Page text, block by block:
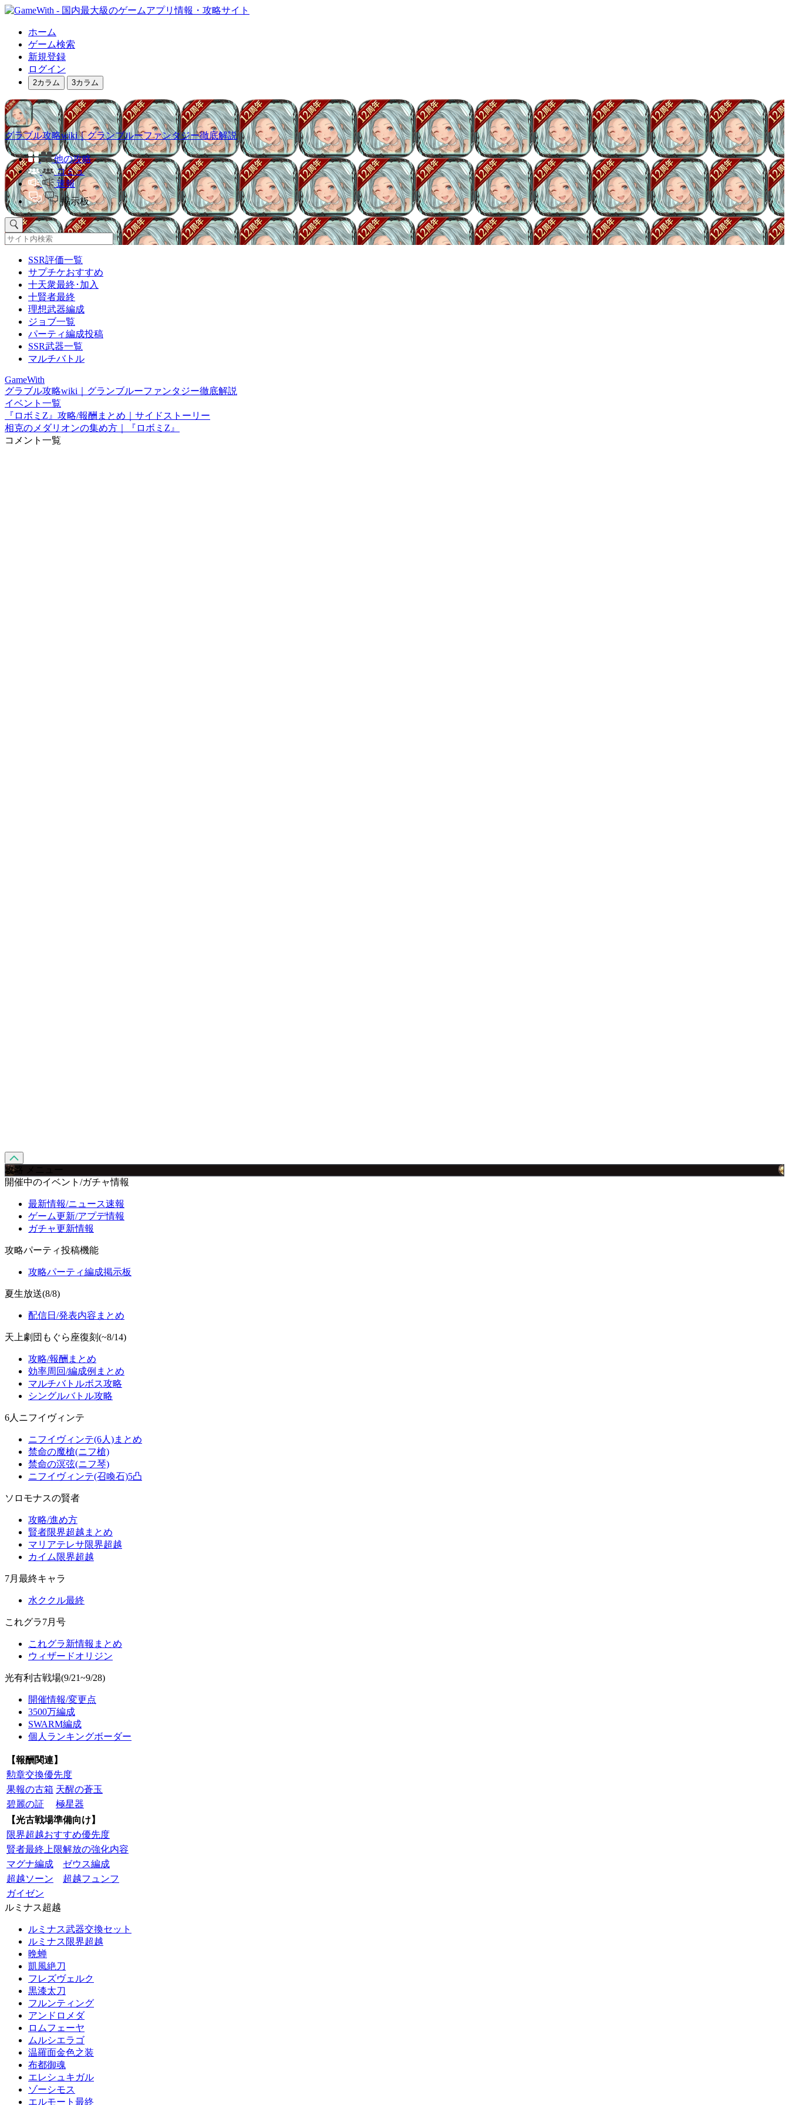
ホーム
ゲーム検索
新規登録
ログイン
2カラム 3カラム
グラブル攻略wiki｜グランブルーファンタジー徹底解説
他の攻略
コミュ
速報
掲示板
SSR評価一覧
サプチケおすすめ
十天衆最終･加入
十賢者最終
理想武器編成
ジョブ一覧
パーティ編成投稿
SSR武器一覧
マルチバトル
GameWith
グラブル攻略wiki｜グランブルーファンタジー徹底解説
イベント一覧
『ロボミZ』攻略/報酬まとめ｜サイドストーリー
相克のメダリオンの集め方｜『ロボミZ』
コメント一覧
攻略 メニュー
開催中のイベント/ガチャ情報
最新情報/ニュース速報
ゲーム更新/アプデ情報
ガチャ更新情報
攻略パーティ投稿機能
攻略パーティ編成掲示板
夏生放送(8/8)
配信日/発表内容まとめ
天上劇団もぐら座復刻(~8/14)
攻略/報酬まとめ
効率周回/編成例まとめ
マルチバトルボス攻略
シングルバトル攻略
6人ニフイヴィンテ
ニフイヴィンテ(6人)まとめ
禁命の魔槍(ニフ槍)
禁命の溟弦(ニフ琴)
ニフイヴィンテ(召喚石)5凸
ソロモナスの賢者
攻略/進め方
賢者限界超越まとめ
マリアテレサ限界超越
カイム限界超越
7月最終キャラ
水ククル最終
これグラ7月号
これグラ新情報まとめ
ウィザードオリジン
光有利古戦場(9/21~9/28)
開催情報/変更点
3500万編成
SWARM編成
個人ランキングボーダー
【報酬関連】
勲章交換優先度
果報の古箱 天醒の蒼玉
碧麗の証
極星器
【光古戦場準備向け】
限界超越おすすめ優先度
賢者最終上限解放の強化内容
マグナ編成
ゼウス編成
超越ソーン
超越フュンフ
ガイゼン
ルミナス超越
ルミナス武器交換セット
ルミナス限界超越
晩蝉
凱風絶刀
フレズヴェルク
黒漆太刀
フルンティング
アンドロメダ
ロムフェーヤ
ムルシエラゴ
温羅面金色之装
布都御魂
エレシュキガル
ゾーシモス
エルモート最終